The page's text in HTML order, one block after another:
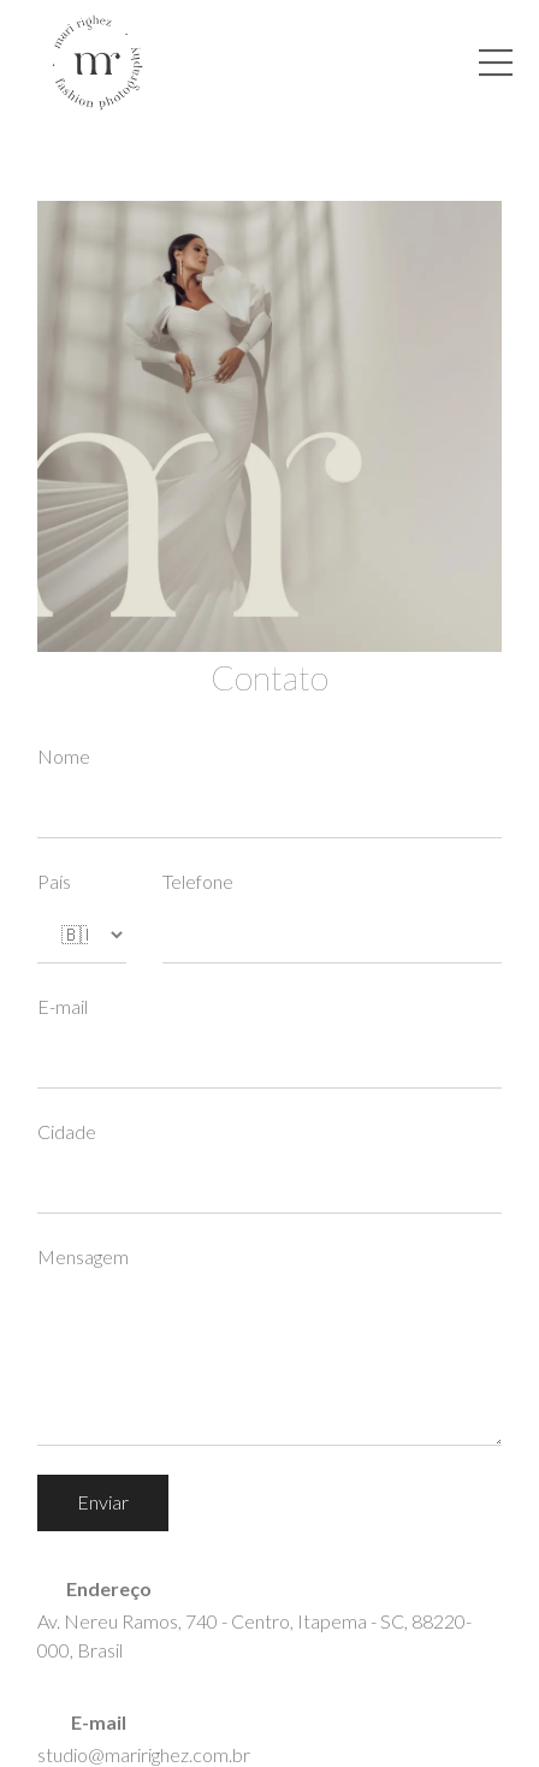
Contato
Nome
País Telefone
E-mail
Cidade
Mensagem
Enviar
Endereço
Av. Nereu Ramos, 740 - Centro, Itapema - SC, 88220-
000, Brasil
E-mail
studio@maririghez.com.br